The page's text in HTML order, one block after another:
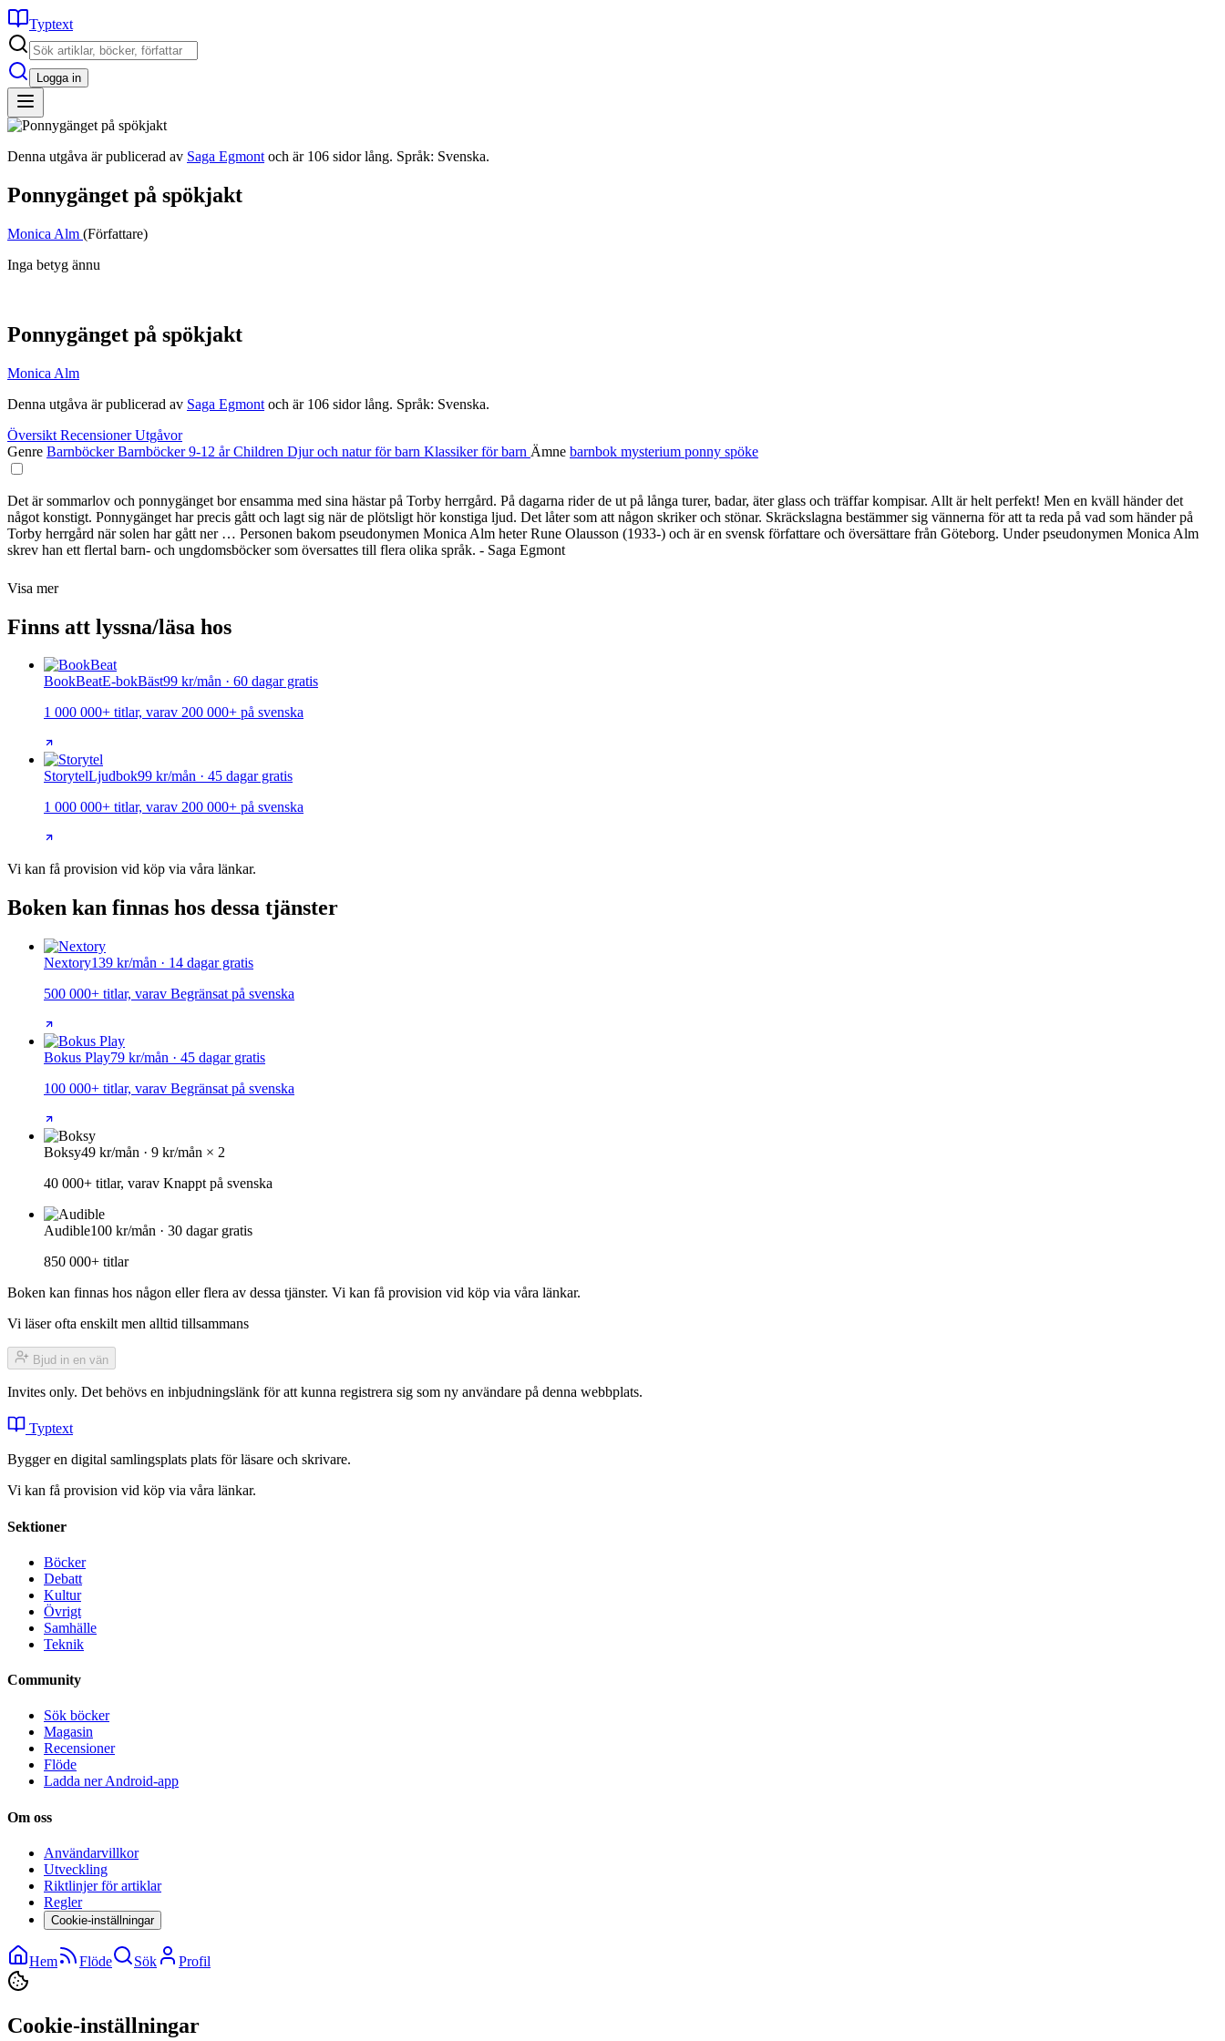
Typtext
Logga in
Denna utgåva är publicerad av Saga Egmont och är 106 sidor lång. Språk: Svenska.
Ponnygänget på spökjakt
Monica Alm (Författare)
Inga betyg ännu
Ponnygänget på spökjakt
Monica Alm
Denna utgåva är publicerad av Saga Egmont och är 106 sidor lång. Språk: Svenska.
Översikt RecensionerUtgåvor
Genre BarnböckerBarnböcker 9-12 årChildren Djur och natur för barn Klassiker för barn Ämne barnbok mysterium ponny spöke
Det är sommarlov och ponnygänget bor ensamma med sina hästar på Torby herrgård. På dagarna rider de ut på långa turer, badar, äter glass och träffar kompisar. Allt är helt perfekt! Men en kväll händer det
något konstigt. Ponnygänget har precis gått och lagt sig när de plötsligt hör konstiga ljud. Det låter som att någon skriker och stönar. Skräckslagna bestämmer sig vännerna för att ta reda på vad som händer på
Torby herrgård när solen har gått ner … Personen bakom pseudonymen Monica Alm heter Rune Olausson (1933-) och är en svensk författare och översättare från Göteborg. Under pseudonymen Monica Alm
skrev han ett flertal barn- och ungdomsböcker som översattes till flera olika språk. - Saga Egmont
Visa mer
Finns att lyssna/läsa hos
BookBeatE-bokBäst99 kr/mån · 60 dagar gratis
1 000 000+ titlar, varav 200 000+ på svenska
StorytelLjudbok99 kr/mån · 45 dagar gratis
1 000 000+ titlar, varav 200 000+ på svenska
Vi kan få provision vid köp via våra länkar.
Boken kan finnas hos dessa tjänster
Nextory139 kr/mån · 14 dagar gratis
500 000+ titlar, varav Begränsat på svenska
Bokus Play79 kr/mån · 45 dagar gratis
100 000+ titlar, varav Begränsat på svenska
Boksy49 kr/mån · 9 kr/mån × 2
40 000+ titlar, varav Knappt på svenska
Audible100 kr/mån · 30 dagar gratis
850 000+ titlar
Boken kan finnas hos någon eller flera av dessa tjänster. Vi kan få provision vid köp via våra länkar.
Vi läser ofta enskilt men alltid tillsammans
Bjud in en vän
Invites only. Det behövs en inbjudningslänk för att kunna registrera sig som ny användare på denna webbplats.
Typtext
Bygger en digital samlingsplats plats för läsare och skrivare.
Vi kan få provision vid köp via våra länkar.
Sektioner
Böcker
Debatt
Kultur
Övrigt
Samhälle
Teknik
Community
Sök böcker
Magasin
Recensioner
Flöde
Ladda ner Android-app
Om oss
Användarvillkor
Utveckling
Riktlinjer för artiklar
Regler
Cookie-inställningar
Hem Flöde Sök Profil
Cookie-inställningar